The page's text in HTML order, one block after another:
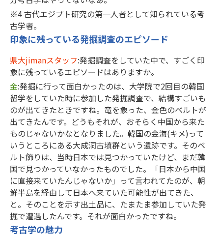
※4 古代エジプト研究の第一人者として知られている考
古学者。
印象に残っている発掘調査のエピソード
県大jimanスタッフ:発掘調査をしていた中で、すごく印
象に残っているエピソードはありますか。
金:発掘に行って面白かったのは、大学院で2回目の韓国
留学をしていた時に参加した発掘調査で、結構すごいも
のが出てきたときですね。竜を象った、金色のベルトが
出てきたんです。どうもそれが、おそらく中国から来た
ものじゃないかなとなりました。韓国の金海(キメ)って
いうところにある大成洞古墳群という遺跡です。そのベ
ルト飾りは、当時日本では見つかっていたけど、まだ韓
国で見つかっていなかったものでした。「日本から中国
に直接来ていたんじゃないか」って言われてたのが、朝
鮮半島を経由して日本へ来ていた可能性が出てきた、
と。そのことを示す出土品に、たまたま参加していた発
掘で遭遇したんです。それが面白かったですね。
考古学の魅力